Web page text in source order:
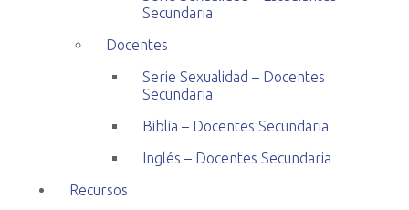
Secundaria
Docentes
Serie Sexualidad – Docentes
Secundaria
Biblia – Docentes Secundaria
Inglés – Docentes Secundaria
Recursos